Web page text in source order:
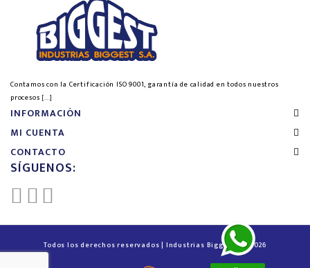
Contamos con la Certificación ISO 9001, garantía de calidad en todos nuestros
procesos [...]
INFORMACIÓN
MI CUENTA
CONTACTO
SÍGUENOS:
Todos los derechos reservados | Industrias Biggest™ © 2026